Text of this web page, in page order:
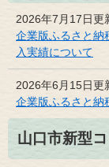
2026年7月17日更
企業版ふるさと納
入実績について
2026年6月15日更
企業版ふるさと納
山口市新型